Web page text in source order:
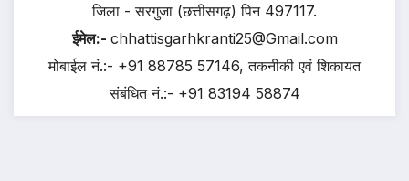
जिला - सरगुजा (छत्तीसगढ़) पिन 497117.
ईमेल:- chhattisgarhkranti25@Gmail.com
मोबाईल नं.:- +91 88785 57146, तकनीकी एवं शिकायत
संबंधित नं.:- +91 83194 58874